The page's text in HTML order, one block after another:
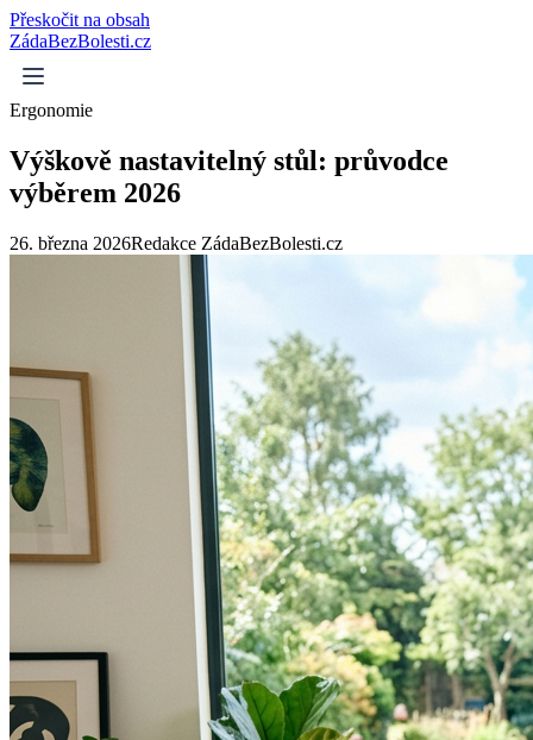
Přeskočit na obsah
ZádaBezBolesti.cz
Ergonomie
Výškově nastavitelný stůl: průvodce
výběrem 2026
26. března 2026Redakce ZádaBezBolesti.cz